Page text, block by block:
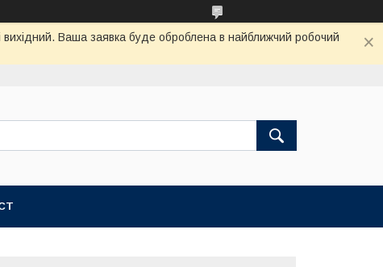
вихідний. Ваша заявка буде оброблена в найближчий робочий